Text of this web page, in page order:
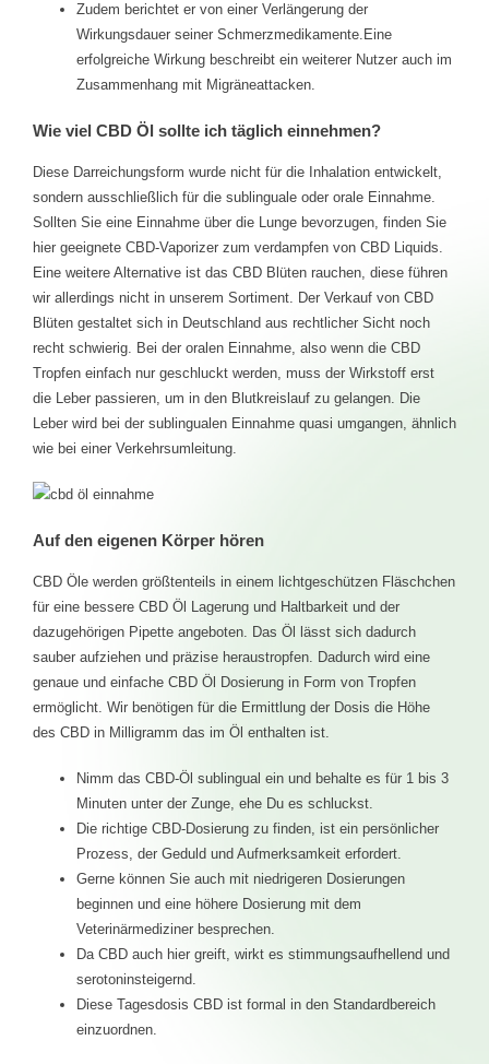
Zudem berichtet er von einer Verlängerung der
Wirkungsdauer seiner Schmerzmedikamente.Eine
erfolgreiche Wirkung beschreibt ein weiterer Nutzer auch im
Zusammenhang mit Migräneattacken.
Wie viel CBD Öl sollte ich täglich einnehmen?
Diese Darreichungsform wurde nicht für die Inhalation entwickelt,
sondern ausschließlich für die sublinguale oder orale Einnahme.
Sollten Sie eine Einnahme über die Lunge bevorzugen, finden Sie
hier geeignete CBD-Vaporizer zum verdampfen von CBD Liquids.
Eine weitere Alternative ist das CBD Blüten rauchen, diese führen
wir allerdings nicht in unserem Sortiment. Der Verkauf von CBD
Blüten gestaltet sich in Deutschland aus rechtlicher Sicht noch
recht schwierig. Bei der oralen Einnahme, also wenn die CBD
Tropfen einfach nur geschluckt werden, muss der Wirkstoff erst
die Leber passieren, um in den Blutkreislauf zu gelangen. Die
Leber wird bei der sublingualen Einnahme quasi umgangen, ähnlich
wie bei einer Verkehrsumleitung.
Auf den eigenen Körper hören
CBD Öle werden größtenteils in einem lichtgeschützen Fläschchen
für eine bessere CBD Öl Lagerung und Haltbarkeit und der
dazugehörigen Pipette angeboten. Das Öl lässt sich dadurch
sauber aufziehen und präzise heraustropfen. Dadurch wird eine
genaue und einfache CBD Öl Dosierung in Form von Tropfen
ermöglicht. Wir benötigen für die Ermittlung der Dosis die Höhe
des CBD in Milligramm das im Öl enthalten ist.
Nimm das CBD-Öl sublingual ein und behalte es für 1 bis 3
Minuten unter der Zunge, ehe Du es schluckst.
Die richtige CBD-Dosierung zu finden, ist ein persönlicher
Prozess, der Geduld und Aufmerksamkeit erfordert.
Gerne können Sie auch mit niedrigeren Dosierungen
beginnen und eine höhere Dosierung mit dem
Veterinärmediziner besprechen.
Da CBD auch hier greift, wirkt es stimmungsaufhellend und
serotoninsteigernd.
Diese Tagesdosis CBD ist formal in den Standardbereich
einzuordnen.